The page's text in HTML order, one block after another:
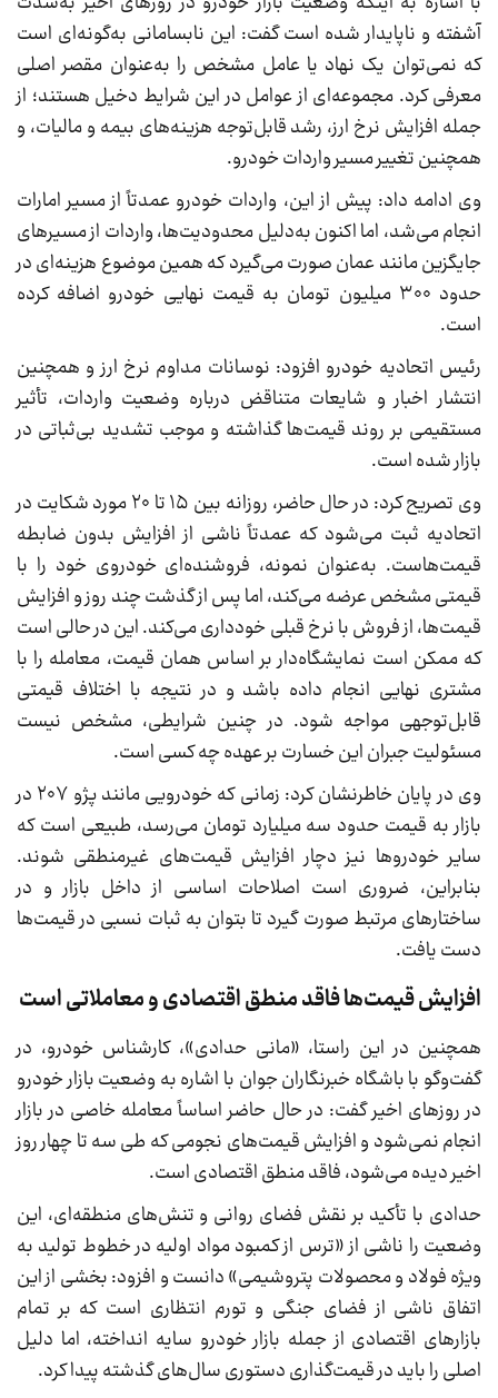
آشفته و ناپایدار شده است گفت: این نابسامانی به‌گونه‌ای است
که نمی‌توان یک نهاد یا عامل مشخص را به‌عنوان مقصر اصلی
معرفی کرد. مجموعه‌ای از عوامل در این شرایط دخیل هستند؛ از
جمله افزایش نرخ ارز، رشد قابل‌توجه هزینه‌های بیمه و مالیات، و
همچنین تغییر مسیر واردات خودرو.
وی ادامه داد: پیش از این، واردات خودرو عمدتاً از مسیر امارات
انجام می‌شد، اما اکنون به‌دلیل محدودیت‌ها، واردات از مسیر‌های
جایگزین مانند عمان صورت می‌گیرد که همین موضوع هزینه‌ای در
حدود ۳۰۰ میلیون تومان به قیمت نهایی خودرو اضافه کرده
است.
رئیس اتحادیه خودرو افزود: نوسانات مداوم نرخ ارز و همچنین
انتشار اخبار و شایعات متناقض درباره وضعیت واردات، تأثیر
مستقیمی بر روند قیمت‌ها گذاشته و موجب تشدید بی‌ثباتی در
بازار شده است.
وی تصریح کرد: در حال حاضر، روزانه بین ۱۵ تا ۲۰ مورد شکایت در
اتحادیه ثبت می‌شود که عمدتاً ناشی از افزایش بدون ضابطه
قیمت‌هاست. به‌عنوان نمونه، فروشنده‌ای خودروی خود را با
قیمتی مشخص عرضه می‌کند، اما پس از گذشت چند روز و افزایش
قیمت‌ها، از فروش با نرخ قبلی خودداری می‌کند. این در حالی است
که ممکن است نمایشگاه‌دار بر اساس همان قیمت، معامله را با
مشتری نهایی انجام داده باشد و در نتیجه با اختلاف قیمتی
قابل‌توجهی مواجه شود. در چنین شرایطی، مشخص نیست
مسئولیت جبران این خسارت بر عهده چه کسی است.
وی در پایان خاطرنشان کرد: زمانی که خودرویی مانند پژو ۲۰۷ در
بازار به قیمت حدود سه میلیارد تومان می‌رسد، طبیعی است که
سایر خودرو‌ها نیز دچار افزایش قیمت‌های غیرمنطقی شوند.
بنابراین، ضروری است اصلاحات اساسی از داخل بازار و در
ساختار‌های مرتبط صورت گیرد تا بتوان به ثبات نسبی در قیمت‌ها
دست یافت.
افزایش قیمت‌ها فاقد منطق اقتصادی و معاملاتی است
همچنین در این راستا، «مانی حدادی»، کارشناس خودرو، در
گفت‌و‌گو با باشگاه خبرنگاران جوان با اشاره به وضعیت بازار خودرو
در روز‌های اخیر گفت: در حال حاضر اساساً معامله خاصی در بازار
انجام نمی‌شود و افزایش قیمت‌های نجومی که طی سه تا چهار روز
اخیر دیده می‌شود، فاقد منطق اقتصادی است.
حدادی با تأکید بر نقش فضای روانی و تنش‌های منطقه‌ای، این
وضعیت را ناشی از «ترس از کمبود مواد اولیه در خطوط تولید به
ویژه فولاد و محصولات پتروشیمی» دانست و افزود: بخشی از این
اتفاق ناشی از فضای جنگی و تورم انتظاری است که بر تمام
بازار‌های اقتصادی از جمله بازار خودرو سایه انداخته، اما دلیل
اصلی را باید در قیمت‌گذاری دستوری سال‌های گذشته پیدا کرد.